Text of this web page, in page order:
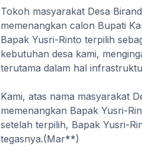
Tokoh masyarakat Desa
memenangkan calon Bupati
Bapak Yusri-Rinto terpilih
kebutuhan desa kami,
terutama dalam hal
Kami, atas nama masyarakat
memenangkan Bapak Yusri-
setelah terpilih, Bapak Yusri-
tegasnya.(Mar**)